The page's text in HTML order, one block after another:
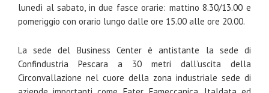
lunedì al sabato, in due fasce orarie: mattino 8.30/13.00 e
pomeriggio con orario lungo dalle ore 15.00 alle ore 20.00.
La sede del Business Center è antistante la sede di
Confindustria Pescara a 30 metri dall’uscita della
Circonvallazione nel cuore della zona industriale sede di